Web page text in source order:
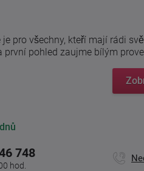
je pro všechny, kteří mají rádi
první pohled zaujme bílým
748
hod.